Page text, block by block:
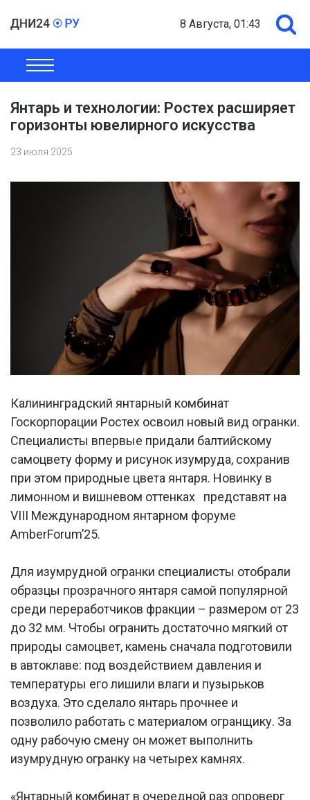
8 Августа, 01:43
ОБЩЕСТВО
Янтарь и технологии: Ростех расширяет
горизонты ювелирного искусства
23 июля 2025
Калининградский янтарный комбинат
Госкорпорации Ростех освоил новый вид огранки.
Специалисты впервые придали балтийскому
самоцвету форму и рисунок изумруда, сохранив
при этом природные цвета янтаря. Новинку в
лимонном и вишневом оттенках представят на
VIII Международном янтарном форуме
AmberForum’25.
Для изумрудной огранки специалисты отобрали
образцы прозрачного янтаря самой популярной
среди переработчиков фракции – размером от 23
до 32 мм. Чтобы огранить достаточно мягкий от
природы самоцвет, камень сначала подготовили
в автоклаве: под воздействием давления и
температуры его лишили влаги и пузырьков
воздуха. Это сделало янтарь прочнее и
позволило работать с материалом огранщику. За
одну рабочую смену он может выполнить
изумрудную огранку на четырех камнях.
«Янтарный комбинат в очередной раз опроверг